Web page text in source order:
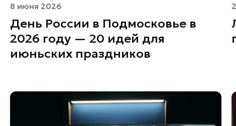
8 июня 2026
День России в Подмосковье в
2026 году — 20 идей для
июньских праздников